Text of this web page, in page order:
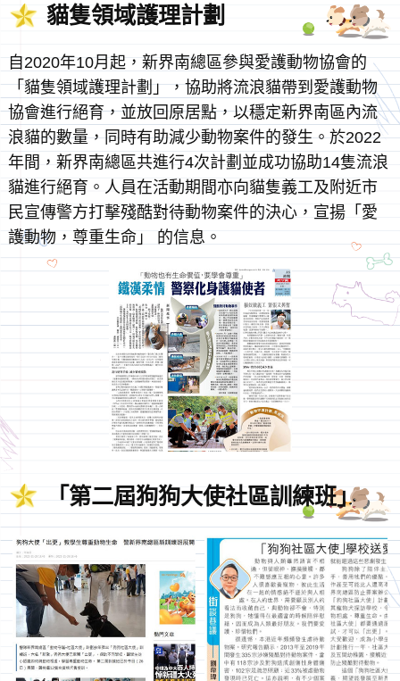
貓隻領域護理計劃
自2020年10月起，新界南總區參與愛護動物協會的
「貓隻領域護理計劃」，協助將流浪貓帶到愛護動物
協會進行絕育，並放回原居點，以穩定新界南區內流
浪貓的數量，同時有助減少動物案件的發生。於2022
年間，新界南總區共進行4次計劃並成功協助14隻流浪
貓進行絕育。人員在活動期間亦向貓隻義工及附近市
民宣傳警方打擊殘酷對待動物案件的決心，宣揚「愛
護動物，尊重生命」 的信息。
「第二屆狗狗大使社區訓練班」